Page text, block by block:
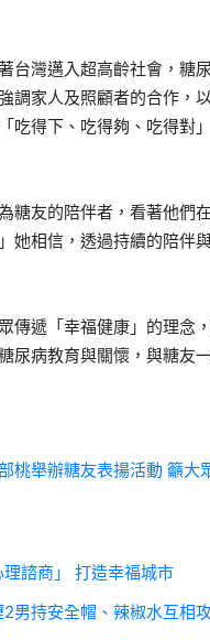
台灣邁入超高齡社會，糖
調家人及照顧者的合作，
吃得下、吃得夠、吃得對
糖友的陪伴者，看著他們
她相信，透過持續的陪伴
傳遞「幸福健康」的理念
尿病教育與關懷，與糖友
桃舉辦糖友表揚活動 籲大
諮商」 打造幸福城市
2男持安全帽、辣椒水互相